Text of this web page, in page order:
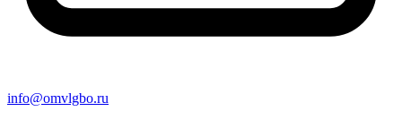
info@omvlgbo.ru